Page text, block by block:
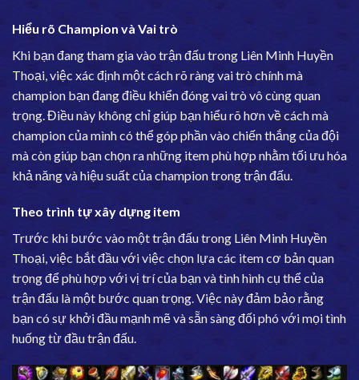
Hiểu rõ Champion và Vai trò
Khi bạn đang tham gia vào trận đấu trong Liên Minh Huyền
Thoại, việc xác định một cách rõ ràng vai trò chính mà
champion bạn đang điều khiển đóng vai trò vô cùng quan
trọng. Điều này không chỉ giúp bạn hiểu rõ hơn về cách mà
champion của mình có thể góp phần vào chiến thắng của đội
mà còn giúp bạn chọn ra những item phù hợp nhằm tối ưu hóa
khả năng và hiệu suất của champion trong trận đấu.
Theo trình tự xây dựng item
Trước khi bước vào một trận đấu trong Liên Minh Huyền
Thoại, việc bắt đầu với việc chọn lựa các item cơ bản quan
trọng để phù hợp với vị trí của bạn và tình hình cụ thể của
trận đấu là một bước quan trọng. Việc này đảm bảo rằng
bạn có sự khởi đầu mạnh mẽ và sẵn sàng đối phó với mọi tình
huống từ đầu trận đấu.